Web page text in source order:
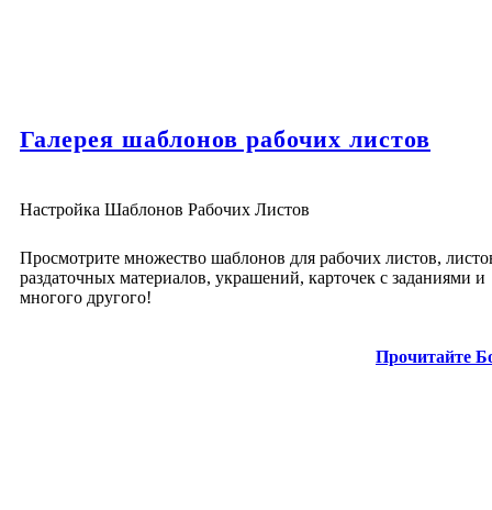
Галерея шаблонов рабочих листов
Настройка Шаблонов Рабочих Листов
Просмотрите множество шаблонов для рабочих листов,
раздаточных материалов, украшений, карточек с заданиями и
многого другого!
Прочитайте